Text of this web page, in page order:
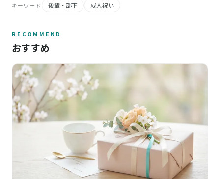
キーワード 後輩・部下 成人祝い
RECOMMEND
おすすめ